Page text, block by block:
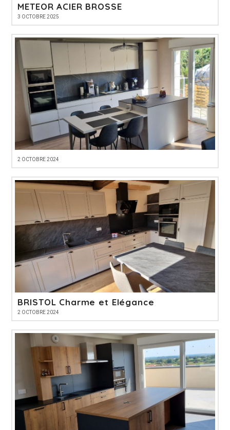
METEOR ACIER BROSSE
3 OCTOBRE 2025
2 OCTOBRE 2024
BRISTOL Charme et Elégance
2 OCTOBRE 2024